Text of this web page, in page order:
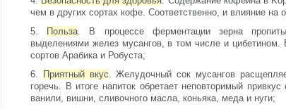
чем в других сортах кофе. Соответственно, и влияние на
Польза. В процессе ферментации зерна
выделениями желез мусангов, в том числе и цибетином.
сортов Арабика и Робуста;
Приятный вкус. Желудочный сок мусангов
горечь. В итоге напиток обретает неповторимый
ванили, вишни, сливочного масла, коньяка, меда и нуги;